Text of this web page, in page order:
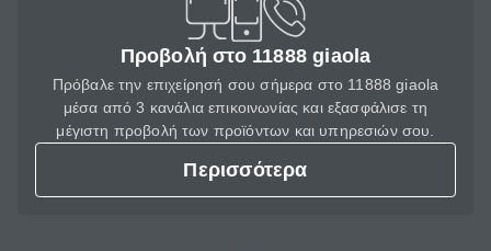
Προβολή στο 11888 giaola
Πρόβαλε την επιχείρησή σου σήμερα στο 11888 giaola
μέσα από 3 κανάλια επικοινωνίας και εξασφάλισε τη
μέγιστη προβολή των προϊόντων και υπηρεσιών σου.
Περισσότερα